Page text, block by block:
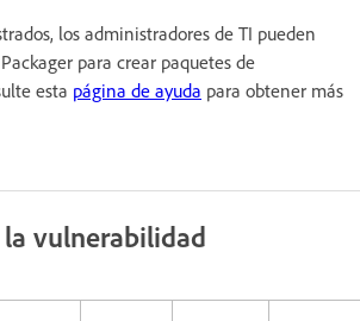
los administradores de TI pueden
para crear paquetes de
esta página de ayuda para obtener más
vulnerabilidad